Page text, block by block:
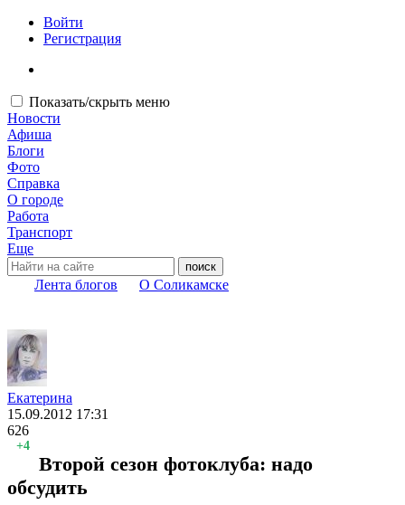
Войти
Регистрация
Показать/скрыть меню
Новости
Афиша
Блоги
Фото
Справка
О городе
Работа
Транспорт
Еще
Лента блогов О Соликамске
Екатерина
15.09.2012 17:31
626
+4
Второй сезон фотоклуба: надо
обсудить